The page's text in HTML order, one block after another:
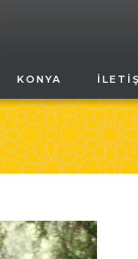
KONYA